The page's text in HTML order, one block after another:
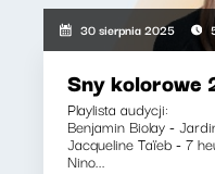
30 sierpnia 2025
Sny kolorowe
Playlista audycji:
Benjamin Biolay -
Jacqueline Taïeb - 7
Nino...